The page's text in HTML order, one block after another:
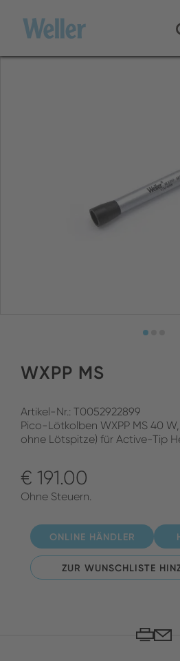
Hauptinhalt
WXPP MS
Artikel-Nr.: T0052922899
Pico-Lötkolben WXPP MS 40
ohne Lötspitze) für Active-Tip
€ 191.00
Ohne Steuern.
ONLINE HÄNDLER
ZUR WUNSCHLISTE